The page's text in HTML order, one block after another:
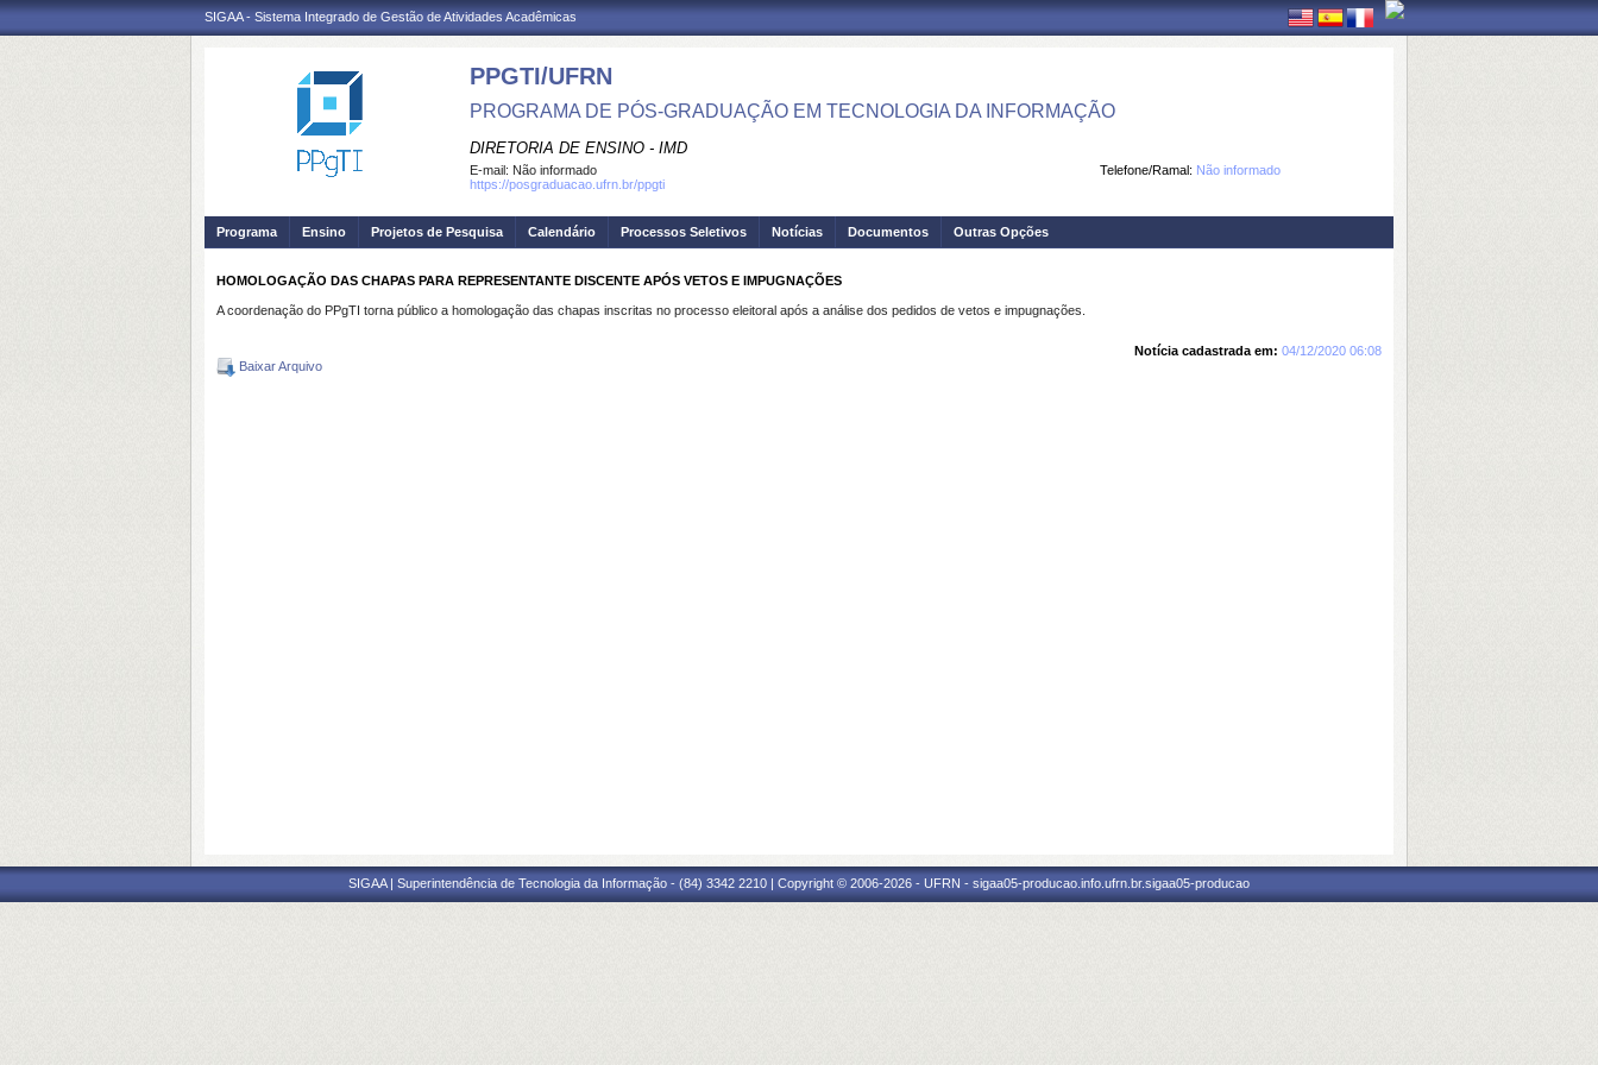
SIGAA - Sistema Integrado de Gestão de Atividades Acadêmicas
PPGTI/UFRN
PROGRAMA DE PÓS-GRADUAÇÃO EM TECNOLOGIA DA INFORMAÇÃO
DIRETORIA DE ENSINO - IMD
Telefone/Ramal: Não informado
E-mail: Não informado
https://posgraduacao.ufrn.br/ppgti
Programa Ensino Projetos de Pesquisa Calendário Processos Seletivos Notícias Documentos Outras Opções
HOMOLOGAÇÃO DAS CHAPAS PARA REPRESENTANTE DISCENTE APÓS VETOS E IMPUGNAÇÕES
A coordenação do PPgTI torna público a homologação das chapas inscritas no processo eleitoral após a análise dos pedidos de vetos e impugnações.
Notícia cadastrada em: 04/12/2020 06:08
Baixar Arquivo
SIGAA | Superintendência de Tecnologia da Informação - (84) 3342 2210 | Copyright © 2006-2026 - UFRN - sigaa05-producao.info.ufrn.br.sigaa05-producao